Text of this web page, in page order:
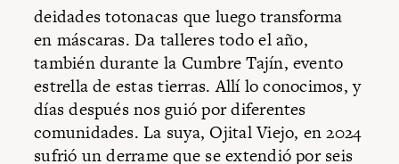
deidades totonacas que luego transforma
en máscaras. Da talleres todo el año,
también durante la Cumbre Tajín, evento
estrella de estas tierras. Allí lo conocimos, y
días después nos guió por diferentes
comunidades. La suya, Ojital Viejo, en 2024
sufrió un derrame que se extendió por seis